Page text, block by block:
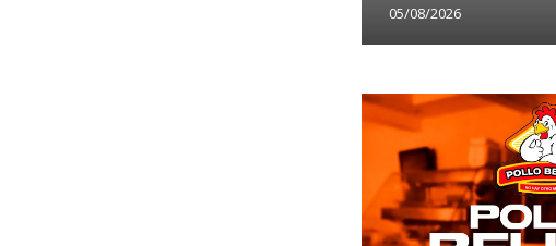
05/08/2026